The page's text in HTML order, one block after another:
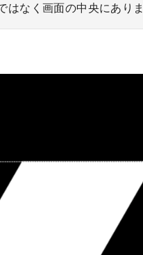
はなく画面の中央にありま